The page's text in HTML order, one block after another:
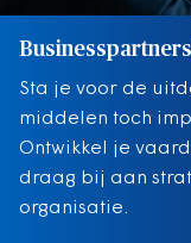
Sta je voor de
middelen toch
Ontwikkel je
draag bij aan
organisatie.